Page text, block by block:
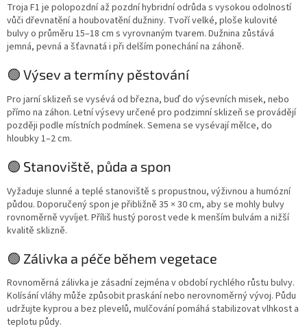
Troja F1 je polopozdní až pozdní hybridní odrůda s vysokou odolností
vůči dřevnatění a houbovatění dužniny. Tvoří velké, ploše kulovité
bulvy o průměru 15–18 cm s vyrovnaným tvarem. Dužnina zůstává
jemná, pevná a šťavnatá i při delším ponechání na záhoně.
🟢 Výsev a termíny pěstování
Pro jarní sklizeň se vysévá od března, buď do výsevních misek, nebo
přímo na záhon. Letní výsevy určené pro podzimní sklizeň se provádějí
později podle místních podmínek. Semena se vysévají mělce, do
hloubky 1–2 cm.
🟢 Stanoviště, půda a spon
Vyžaduje slunné a teplé stanoviště s propustnou, výživnou a humózní
půdou. Doporučený spon je přibližně 35 × 30 cm, aby se mohly bulvy
rovnoměrně vyvíjet. Příliš hustý porost vede k menším bulvám a nižší
kvalitě sklizně.
🟢 Zálivka a péče během vegetace
Rovnoměrná zálivka je zásadní zejména v období rychlého růstu bulvy.
Kolísání vláhy může způsobit praskání nebo nerovnoměrný vývoj. Půdu
udržujte kyprou a bez plevelů, mulčování pomáhá stabilizovat vlhkost a
teplotu půdy.